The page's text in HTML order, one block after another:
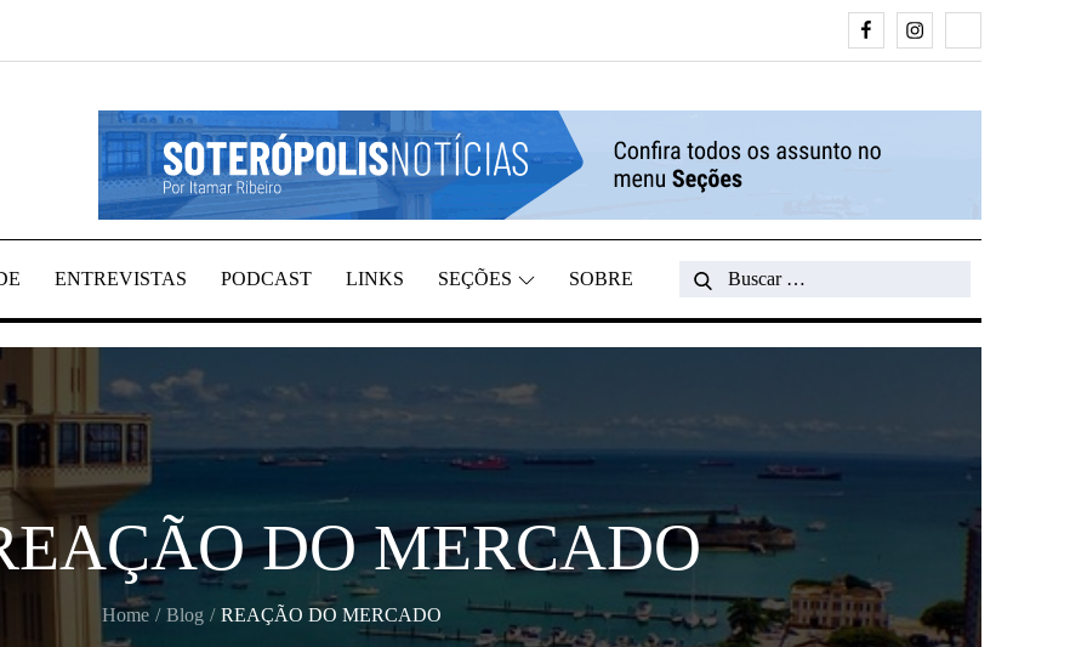
FacebookInstagram
POR ITAMAR RIBEIRO
ENTREVISTAS PODCAST LINKS SEÇÕES SOBRE
Search
Search
DO MERCADO
Home Blog REAÇÃO DO MERCADO